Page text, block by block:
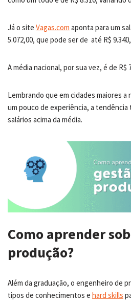
Já o site Vagas.com aponta para um
5.072,00, que pode ser de até R$
A média nacional, por sua vez, é de R$
Lembrando que em cidades maiores a
um pouco de experiência, a tendência
salários acima da média.
Como aprender
produção?
Além da graduação, o engenheiro de
tipos de conhecimentos e hard skills